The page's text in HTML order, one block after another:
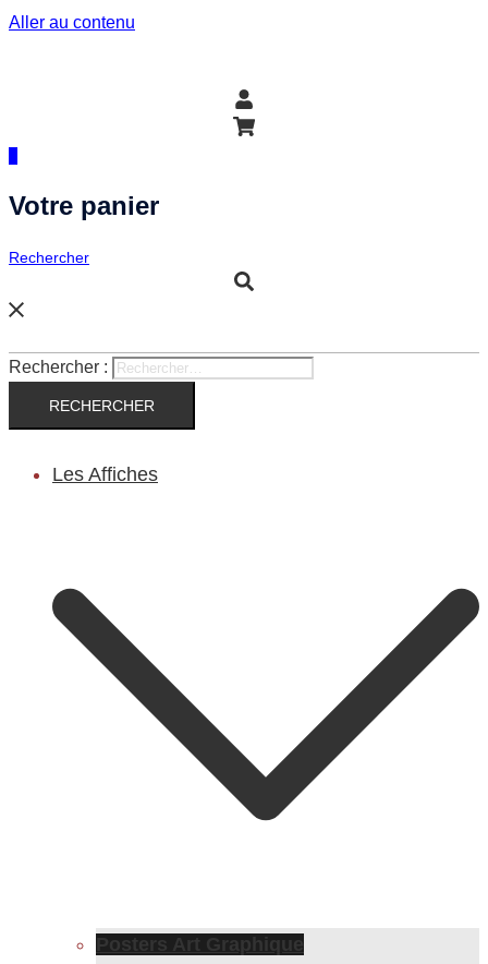
Aller au contenu
Votre panier
Rechercher
Rechercher :
Les Affiches
Posters Art Graphique